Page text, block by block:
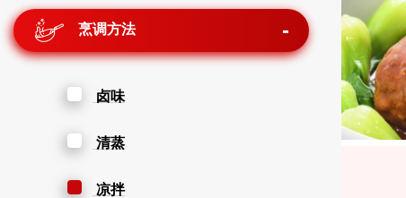
烹调方法
卤味
清蒸
凉拌